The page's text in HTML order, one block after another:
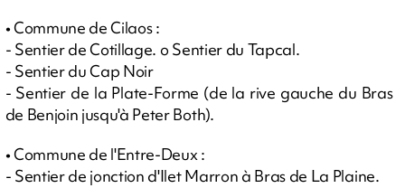
• Commune de Cilaos :
- Sentier de Cotillage. o Sentier du Tapcal.
- Sentier du Cap Noir
- Sentier de la Plate-Forme (de la rive gauche du Bras
de Benjoin jusqu'à Peter Both).
• Commune de l'Entre-Deux :
- Sentier de jonction d'Ilet Marron à Bras de La Plaine.